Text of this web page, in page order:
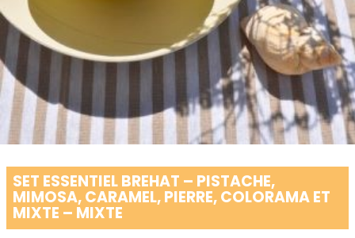
SET ESSENTIEL BREHAT – PISTACHE,
MIMOSA, CARAMEL, PIERRE, COLORAMA ET
MIXTE – MIXTE